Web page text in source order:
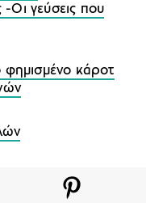
Οι γεύσεις που
φημισμένο κάροτ